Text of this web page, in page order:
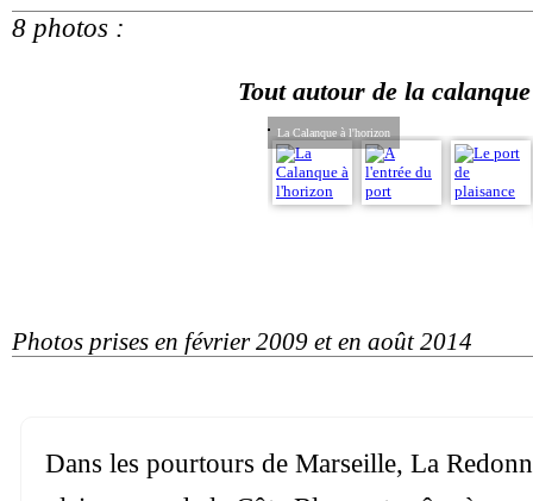
8 photos :
Tout autour de la
La Calanque à l'horizon
Photos prises en février 2009 et en août 2014
Dans les pourtours de Marseille, La